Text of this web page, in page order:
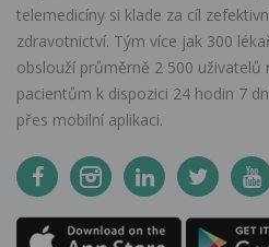
telemedicíny si klade za cíl
zdravotnictví. Tým více jak 300
obslouží průměrně 2 500 uživatelů
pacientům k dispozici 24 hodin 7
přes mobilní aplikaci.